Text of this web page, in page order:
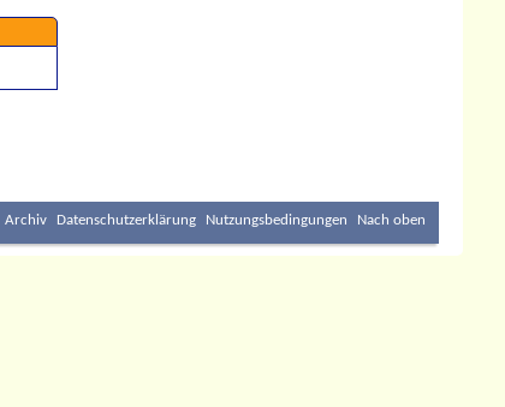
Archiv Datenschutzerklärung Nutzungsbedingungen Nach oben